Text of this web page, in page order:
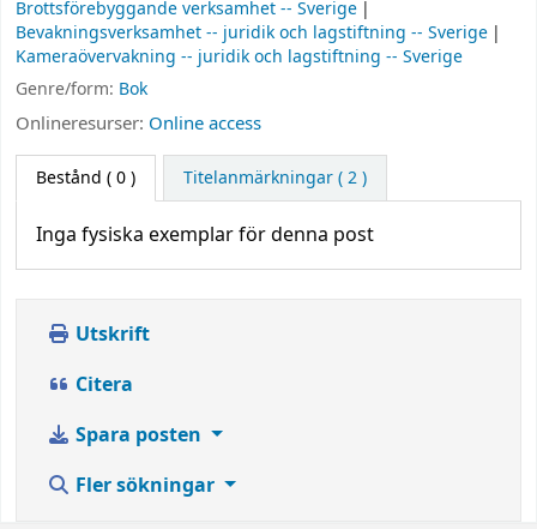
Brottsförebyggande verksamhet -- Sverige
Bevakningsverksamhet -- juridik och lagstiftning -- Sverige
Kameraövervakning -- juridik och lagstiftning -- Sverige
Genre/form: Bok
Onlineresurser: Online access
Bestånd ( 0 ) Titelanmärkningar ( 2 )
Inga fysiska exemplar för denna post
Utskrift
Citera
Spara posten
Fler sökningar